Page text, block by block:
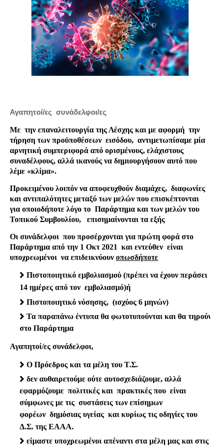
Αγαπητοί/ες συνάδελφοι/ες
Με την επαναλειτουργία της Λέσχης και με αφορμή την
τήρηση των προϋποθέσεων εισόδου, αντιμετωπίσαμε μία
αρνητική συμπεριφορά από ορισμένους, ελάχιστους
συναδέλφους, αλλά ικανούς να δημιουργήσουν αυτό που
λέμε «κλίμα».
Προκειμένου λοιπόν να αποφευχθούν διαμάχες, διαφωνίες
και αντιπαλότητες μεταξύ των μελών που επισκέπτονται
για οποιοδήποτε λόγο το Παράρτημα και των μελών του
Τοπικού Συμβουλίου,
επισημαίνονται τα εξής
Οι συνάδελφοι που προσέρχονται για πρώτη φορά στο
Παράρτημα από την 1 Οκτ 2021 και εντεύθεν είναι
υποχρεωμένοι να επιδεικνύουν οπωσδήποτε
Πιστοποιητικό εμβολιασμού (πρέπει να έχουν περάσει
14 ημέρες από τον εμβολιασμό)ή
Πιστοποιητικό νόσησης, (ισχύος 6 μηνών)
Τα παραπάνω έντυπα θα φωτοτυπούνται και θα
στο Παράρτημα
Αγαπητοί/ες συνάδελφοι,
Ο Πρόεδρος και τα μέλη του Τ.Σ.
δεν αυθαιρετούμε ούτε αυτοσχεδιάζουμε, αλλά
εφαρμόζουμε πολιτικές και πρακτικές που είναι
σύμφωνες με τις συστάσεις των επίσημων
φορέων δημόσιας υγείας και κυρίως τις οδηγίες του
Δ.Σ. της ΕΑΑΑ.
είμαστε υποχρεωμένοι απέναντι στα μέλη μας και στις